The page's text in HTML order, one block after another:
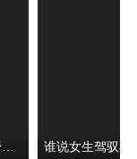
皮卡也能豪华越野！纵横F700上市，限时卖29.99万起